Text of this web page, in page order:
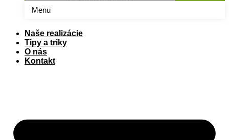
Menu
Naše realizácie
Tipy a triky
O nás
Kontakt